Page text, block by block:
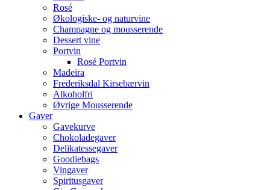
Rosé
Økologiske- og naturvine
Champagne og mousserende
Dessert vine
Portvin
Rosé Portvin
Madeira
Frederiksdal Kirsebærvin
Alkoholfri
Øvrige Mousserende
Gaver
Gavekurve
Chokoladegaver
Delikatessegaver
Goodiebags
Vingaver
Spiritusgaver